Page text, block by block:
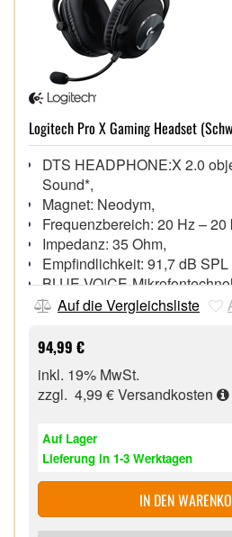
Logitech Pro X Gaming Headset
DTS HEADPHONE:X 2.0
Sound*,
Magnet: Neodym,
Frequenzbereich: 20 Hz – 20
Impedanz: 35 Ohm,
Empfindlichkeit: 91,7 dB SPL
BLUE VO!CE-
getunte EQ-Profile*
Abnehmbares Mikrofon,
Inklusive externe USB-
Auf die Vergleichsliste
94,99 €
inkl. 19% MwSt.
zzgl. 4,99 €Versandkosten
Auf Lager
Lieferung in 1-3 Werktagen
IN DEN